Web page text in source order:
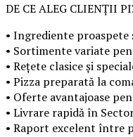
DE CE ALEG CLIENȚII
• Ingrediente
• Sortimente variate
• Rețete clasice și
• Pizza preparată la
• Oferte avantajoase
• Livrare rapidă în
• Raport excelent între